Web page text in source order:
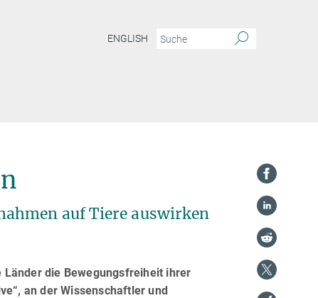
ENGLISH
auf Tiere auswirken
Länder die Bewegungsfreiheit ihrer
an der Wissenschaftler und